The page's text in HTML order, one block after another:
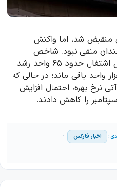
منقبض شد، اما واکنش
منفی نبود. شاخص
داوجونز پس از انتشار گزارش اشتغال حدود ۶۵ واحد رشد
و نزدیک محدوده ۵۴ هزار واحد باقی ماند؛ در حالی که
نرخ بهره، احتمال افزایش
را کاهش دادند.
اخبار فارکس